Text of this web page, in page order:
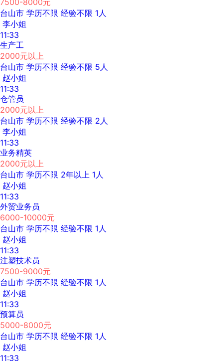
台山市 学历不限 经验不限 1人
李小姐
11:33
生产工
2000元以上
台山市 学历不限 经验不限 5人
赵小姐
11:33
仓管员
2000元以上
台山市 学历不限 经验不限 2人
李小姐
11:33
业务精英
2000元以上
台山市 学历不限 2年以上 1人
赵小姐
11:33
外贸业务员
6000-10000元
台山市 学历不限 经验不限 1人
赵小姐
11:33
注塑技术员
7500-9000元
台山市 学历不限 经验不限 1人
赵小姐
11:33
预算员
5000-8000元
台山市 学历不限 经验不限 1人
赵小姐
11:33